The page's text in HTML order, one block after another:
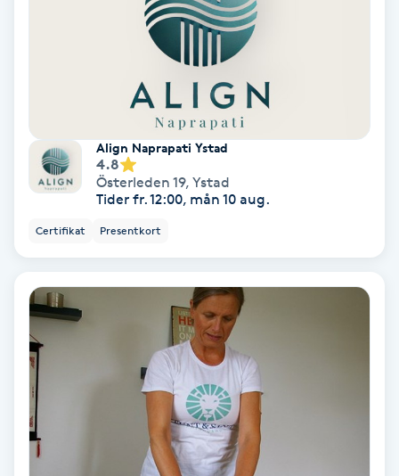
Naprapati
NBE-massage
Ny frisyr
Olaplex
Olaplexbehandling
Align Naprapati Ystad
4.8
Österleden 19, Ystad
Tider fr. 12:00, mån 10 aug.
Certifikat Presentkort